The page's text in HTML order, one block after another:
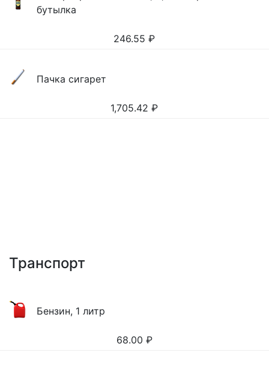
бутылка
246.55 ₽
Пачка сигарет
1,705.42 ₽
Транспорт
Бензин, 1 литр
68.00 ₽